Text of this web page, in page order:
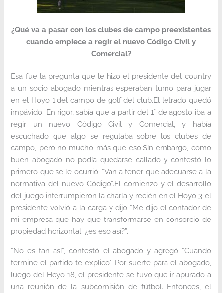
¿Qué va a pasar con los clubes de campo preexistentes
cuando empiece a regir el nuevo Código Civil y
Comercial?
Esa fue la pregunta que le hizo el presidente del country
a un socio abogado mientras esperaban turno para jugar
en el Hoyo 1 del campo de golf del club.El letrado quedó
impávido. En rigor, sabía que a partir del 1° de agosto iba a
regir un nuevo Código Civil y Comercial, y había
escuchado que algo se regulaba sobre los clubes de
campo, pero no mucho más que eso.Sin embargo, como
buen abogado no podía quedarse callado y contestó lo
primero que se le ocurrió: “Van a tener que adecuarse a la
normativa del nuevo Código”.El comienzo y el desarrollo
del juego interrumpieron la charla y recién en el Hoyo 3 el
presidente volvió a la carga y dijo “Me dijo el contador de
mi empresa que hay que transformarse en consorcio de
propiedad horizontal. ¿es eso así?”.
“No es tan así”, contestó el abogado y agregó “Cuando
termine el partido te explico”. Por suerte para el abogado,
luego del Hoyo 18, el presidente se tuvo que ir apurado a
una reunión de la subcomisión de fútbol. Entonces, el